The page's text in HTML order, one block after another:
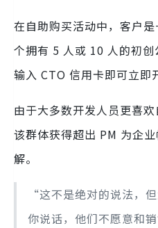
在自助购买活动中，客户
个拥有 5 人或 10 人的初
输入 CTO 信用卡即可立即
由于大多数开发人员更喜
该群体获得超出 PM 为企
解。
“这不是绝对的说法，
你说话，他们不愿意和